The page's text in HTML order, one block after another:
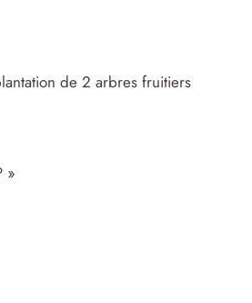
de 2 arbres fruitiers
»